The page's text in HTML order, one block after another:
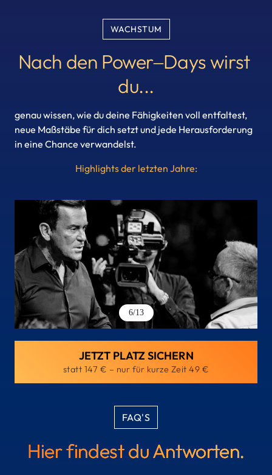
WACHSTUM
Nach den Power‒Days
wirst
du...
genau wissen, wie du deine Fähigkeiten voll entfaltest,
neue Maßstäbe für dich setzt und jede Herausforderung
in eine Chance verwandelst.
Highlights der letzten Jahre:
Slide 7 of 13
7/13
JETZT PLATZ SICHERN
statt 147 € – nur für kurze Zeit 49 €
FAQ'S
Hier findest du Antworten.